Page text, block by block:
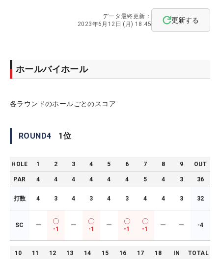
データ最終更新：
2023年6月12日 (月) 18:45
更新する
ホールバイホール
各ラウンドのホールごとのスコア
ROUND4 1 位
HOLE 1 2 3 4 5 6 7 8 9 OUT
PAR 4 4 4 4 4 4 5 4 3 36
打数 4 3 4 3 4 3 4 4 3 32
SC ー
-1
ー
-1
ー
-1 -1
ー ー -4
10 11 12 13 14 15 16 17 18 IN TOTAL